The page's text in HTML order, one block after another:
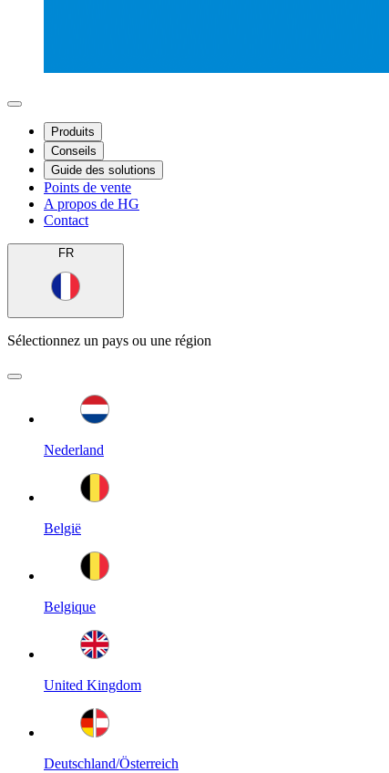
Produits
Conseils
Guide des solutions
Points de vente
A propos de HG
Contact
FR
Sélectionnez un pays ou une région
Nederland
België
Belgique
United Kingdom
Deutschland/Österreich